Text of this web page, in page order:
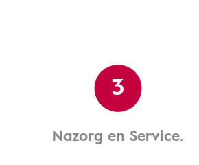
3
Nazorg en Service.